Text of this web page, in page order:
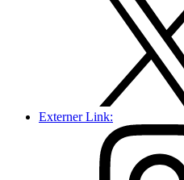
Externer Link: